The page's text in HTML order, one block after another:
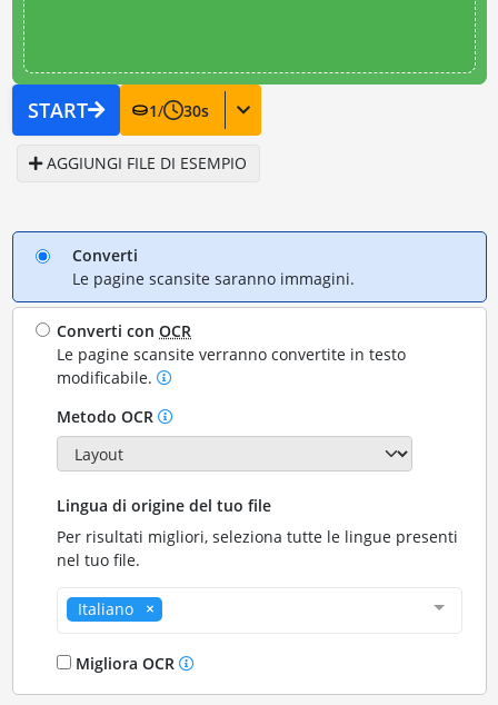
START 1/ 30s
AGGIUNGI FILE DI ESEMPIO
Converti
Le pagine scansite saranno immagini.
Converti conOCR
Le pagine scansite verranno convertite in testo
modificabile.
Metodo OCR
Lingua di origine del tuo file
Per risultati migliori, seleziona tutte le lingue presenti
nel tuo file.
Italiano
Migliora OCR